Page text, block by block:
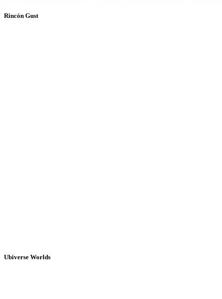
Rincón Gust
Ubiverse Worlds